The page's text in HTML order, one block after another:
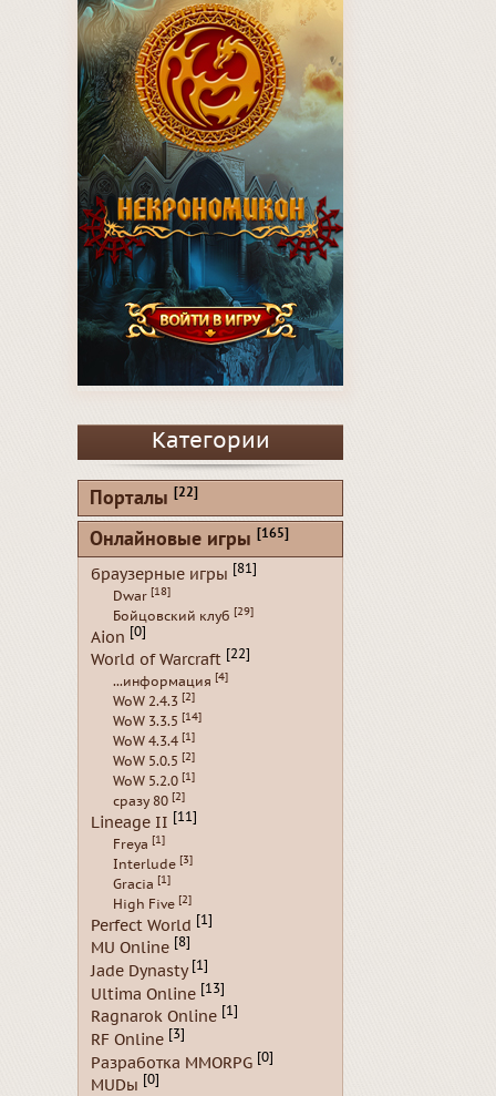
Категории
Порталы [22]
Онлайновые игры [165]
браузерные игры [81]
Dwar [18]
Бойцовский клуб [29]
Aion [0]
World of Warcraft [22]
...информация [4]
WoW 2.4.3 [2]
WoW 3.3.5 [14]
WoW 4.3.4 [1]
WoW 5.0.5 [2]
WoW 5.2.0 [1]
сразу 80 [2]
Lineage II [11]
Freya [1]
Interlude [3]
Gracia [1]
High Five [2]
Perfect World [1]
MU Online [8]
Jade Dynasty [1]
Ultima Online [13]
Ragnarok Online [1]
RF Online [3]
Разработка MMORPG [0]
MUDы [0]